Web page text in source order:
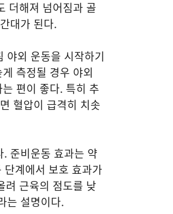
더해져 넘어짐과 골
대가 된다.
야외 운동을 시작하기
측정될 경우 야외
편이 좋다. 특히 추
혈압이 급격히 치솟
준비운동 효과는 약
계에서 보호 효과가
려 근육의 점도를 낮
는 설명이다.